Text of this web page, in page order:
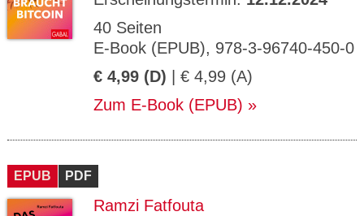
40 Seiten
E-Book (EPUB), 978-3-96740-450-0
€ 4,99 (D) | € 4,99 (A)
Zum E-Book (EPUB)
EPUB PDF
Ramzi Fatfouta